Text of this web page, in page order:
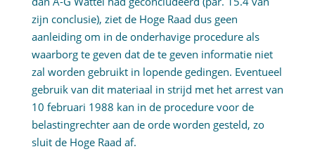
zijn conclusie), ziet de Hoge Raad dus geen
aanleiding om in de onderhavige procedure als
waarborg te geven dat de te geven informatie niet
zal worden gebruikt in lopende gedingen. Eventueel
gebruik van dit materiaal in strijd met het arrest van
10 februari 1988 kan in de procedure voor de
belastingrechter aan de orde worden gesteld, zo
sluit de Hoge Raad af.